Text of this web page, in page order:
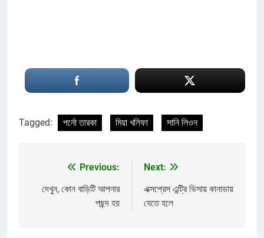
Tagged: পর্নো তারকা মিয়া খলিফা সানি লিওন
navigation
Previous:
দেখুন, কোন বাড়িটি আপনার
পছন্দ হয়
Next:
এক্সপ্রেস এন্ট্রি ভিসায় কানাডায়
যেতে হলে